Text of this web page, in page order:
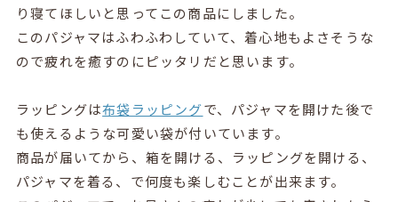
り寝てほしいと思ってこの商品にしました。
このパジャマはふわふわしていて、着心地もよさそうな
ので疲れを癒すのにピッタリだと思います。
ラッピングは布袋ラッピングで、パジャマを開けた後で
も使えるような可愛い袋が付いています。
商品が届いてから、箱を開ける、ラッピングを開ける、
パジャマを着る、で何度も楽しむことが出来ます。